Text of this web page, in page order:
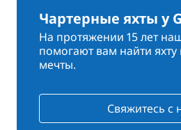
Чартерные яхты у
На протяжении 15 лет
помогают вам найти
мечты.
Свяжитесь с